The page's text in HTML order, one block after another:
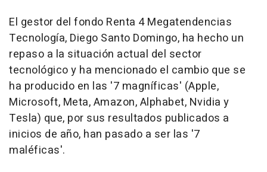
El gestor del fondo Renta 4 Megatendencias
Tecnología, Diego Santo Domingo, ha hecho un
repaso a la situación actual del sector
tecnológico y ha mencionado el cambio que se
ha producido en las '7 magníficas' (Apple,
Microsoft, Meta, Amazon, Alphabet, Nvidia y
Tesla) que, por sus resultados publicados a
inicios de año, han pasado a ser las '7
maléficas'.